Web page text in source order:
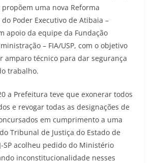
uma nova Reforma
Poder Executivo de Atibaia –
apoio da equipe da Fundação
– FIA/USP, com o objetivo
amparo técnico para dar segurança
trabalho.
a Prefeitura teve que exonerar todos
e revogar todas as designações de
em cumprimento a uma
Tribunal de Justiça do Estado de
SP acolheu pedido do Ministério
inconstitucionalidade nesses